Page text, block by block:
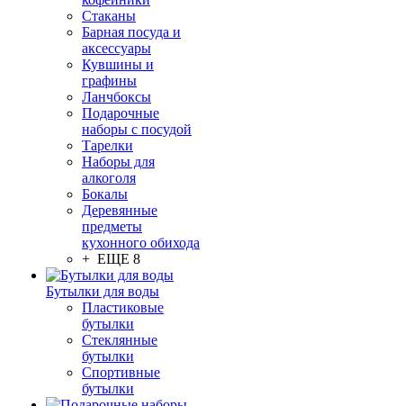
Стаканы
Барная посуда и
аксессуары
Кувшины и
графины
Ланчбоксы
Подарочные
наборы с посудой
Тарелки
Наборы для
алкоголя
Бокалы
Деревянные
предметы
кухонного обихода
+ ЕЩЕ 8
Бутылки для воды
Пластиковые
бутылки
Стеклянные
бутылки
Спортивные
бутылки